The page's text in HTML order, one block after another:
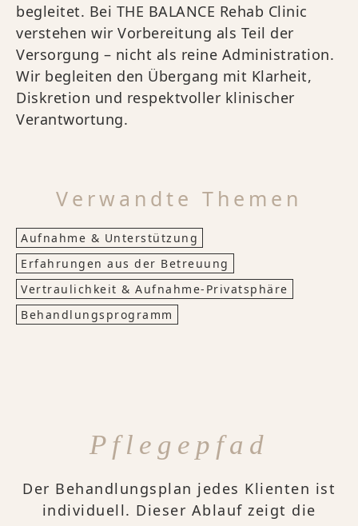
begleitet. Bei THE BALANCE Rehab Clinic
verstehen wir Vorbereitung als Teil der
Versorgung – nicht als reine Administration.
Wir begleiten den Übergang mit Klarheit,
Diskretion und respektvoller klinischer
Verantwortung.
Verwandte Themen
Aufnahme & Unterstützung
Erfahrungen aus der Betreuung
Vertraulichkeit & Aufnahme‑Privatsphäre
Behandlungsprogramm
Pflegepfad
Der Behandlungsplan jedes Klienten ist
individuell. Dieser Ablauf zeigt die